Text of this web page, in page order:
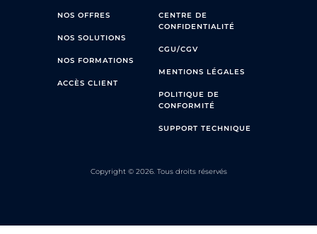
NOS OFFRES
NOS SOLUTIONS
NOS FORMATIONS
ACCÈS CLIENT
CENTRE DE
CONFIDENTIALITÉ
CGU/CGV
MENTIONS LÉGALES
POLITIQUE DE
CONFORMITÉ
SUPPORT TECHNIQUE
Copyright © 2026. Tous droits réservés